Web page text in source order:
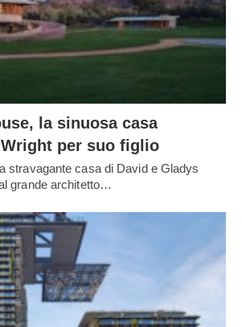
la sinuosa casa
per suo figlio
stravagante casa di David e Gladys
grande architetto…